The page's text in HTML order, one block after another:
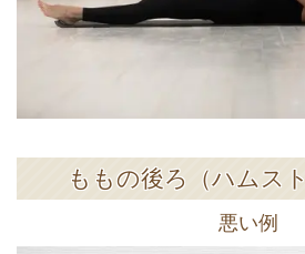
ももの後ろ（ハムス
悪い例